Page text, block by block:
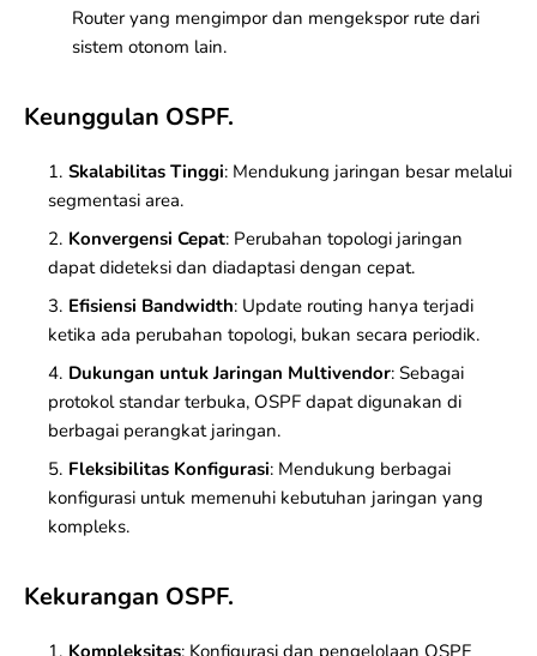
Router yang mengimpor dan mengekspor rute dari
sistem otonom lain.
Keunggulan OSPF.
Skalabilitas Tinggi: Mendukung jaringan besar melalui
segmentasi area.
Konvergensi Cepat: Perubahan topologi jaringan
dapat dideteksi dan diadaptasi dengan cepat.
Efisiensi Bandwidth: Update routing hanya terjadi
ketika ada perubahan topologi, bukan secara periodik.
Dukungan untuk Jaringan Multivendor: Sebagai
protokol standar terbuka, OSPF dapat digunakan di
berbagai perangkat jaringan.
Fleksibilitas Konfigurasi: Mendukung berbagai
konfigurasi untuk memenuhi kebutuhan jaringan yang
kompleks.
Kekurangan OSPF.
Kompleksitas: Konfigurasi dan pengelolaan OSPF